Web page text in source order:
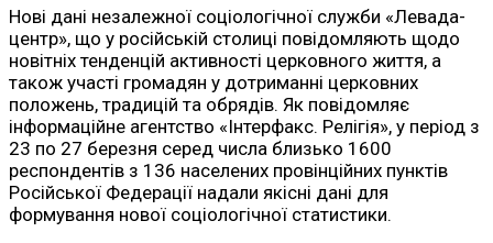
Нові дані незалежної соціологічної служби «Левада-
центр», що у російській столиці повідомляють щодо
новітніх тенденцій активності церковного життя, а
також участі громадян у дотриманні церковних
положень, традицій та обрядів. Як повідомляє
інформаційне агентство «Інтерфакс. Релігія», у період з
23 по 27 березня серед числа близько 1600
респондентів з 136 населених провінційних пунктів
Російської Федерації надали якісні дані для
формування нової соціологічної статистики.